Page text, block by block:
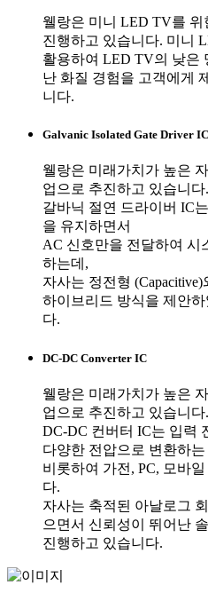
웰랑은 미니 LED TV를
진행하고 있습니다. 미니
활용하여 LED TV의 낮은
난 화질 경험을 고객에게
니다.
Galvanic Isolated Gate Driver IC
웰랑은 미래가치가 높은
업으로 추진하고 있습니다.
갈바닉 절연 드라이버 IC
을 유지하면서
AC 신호만을 전달하여 시
하는데,
자사는 정전형
하이브리드 방식을 제안
다.
DC-DC Converter IC
웰랑은 미래가치가 높은
업으로 추진하고 있습니다.
DC-DC 컨버터 IC는 입력
다양한 전압으로 변환하
비롯하여 가전, PC, 모바
다.
자사는 축적된 아날로그
으면서 신뢰성이 뛰어난
진행하고 있습니다.